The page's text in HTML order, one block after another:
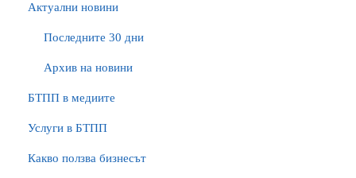
Актуални новини
Последните 30 дни
Архив на новини
БTПП в медиите
Услуги в БТПП
Какво ползва бизнесът